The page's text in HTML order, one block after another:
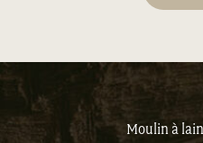
Moulin à